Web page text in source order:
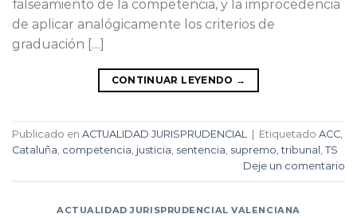
falseamiento de la competencia, y la improcedencia
de aplicar analógicamente los criterios de
graduación […]
CONTINUAR LEYENDO →
Publicado en ACTUALIDAD JURISPRUDENCIAL Etiquetado ACC,
Cataluña, competencia, justicia, sentencia, supremo,tribunal , TS
Deje un comentario
ACTUALIDAD JURISPRUDENCIAL VALENCIANA